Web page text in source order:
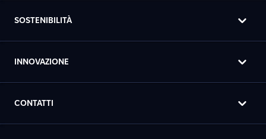
SOSTENIBILITÀ
INNOVAZIONE
CONTATTI